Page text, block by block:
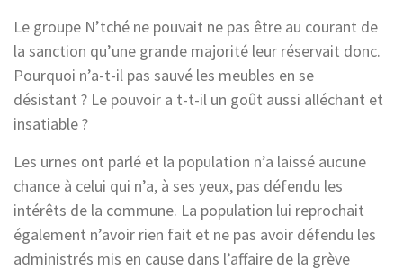
Le groupe N’tché ne pouvait ne pas être au courant de
la sanction qu’une grande majorité leur réservait donc.
Pourquoi n’a-t-il pas sauvé les meubles en se
désistant ? Le pouvoir a t-t-il un goût aussi alléchant et
insatiable ?
Les urnes ont parlé et la population n’a laissé aucune
chance à celui qui n’a, à ses yeux, pas défendu les
intérêts de la commune. La population lui reprochait
également n’avoir rien fait et ne pas avoir défendu les
administrés mis en cause dans l’affaire de la grève